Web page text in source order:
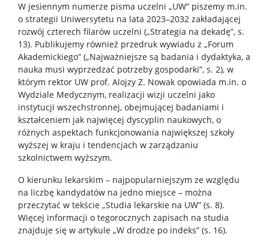
Spis pracowników
Strony prywatne
Badania i nauka
Zespoły badawcze
Seminaria
Konferencje
Stopnie i tytuły
W jesiennym numerze pisma uczelni „UW” piszemy m.in.
o strategii Uniwersytetu na lata 2023–2032 zakładającej
rozwój czterech filarów uczelni („Strategia na dekadę”, s.
13). Publikujemy również przedruk wywiadu z „Forum
Akademickiego” („Najważniejsze są badania i dydaktyka, a
nauka musi wyprzedzać potrzeby gospodarki”, s. 2), w
którym rektor UW prof. Alojzy Z. Nowak opowiada m.in. o
Wydziale Medycznym, realizacji wizji uczelni jako
instytucji wszechstronnej, obejmującej badaniami i
kształceniem jak najwięcej dyscyplin naukowych, o
różnych aspektach funkcjonowania największej szkoły
wyższej w kraju i tendencjach w zarządzaniu
szkolnictwem wyższym.
O kierunku lekarskim – najpopularniejszym ze względu
na liczbę kandydatów na jedno miejsce – można
przeczytać w tekście „Studia lekarskie na UW” (s. 8).
Więcej informacji o tegorocznych zapisach na studia
znajduje się w artykule „W drodze po indeks” (s. 16).